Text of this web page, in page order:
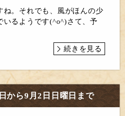
ね。それでも、風がほんの少
いるようです(^o^)さて、予
続きを見る
から9月2日日曜日まで